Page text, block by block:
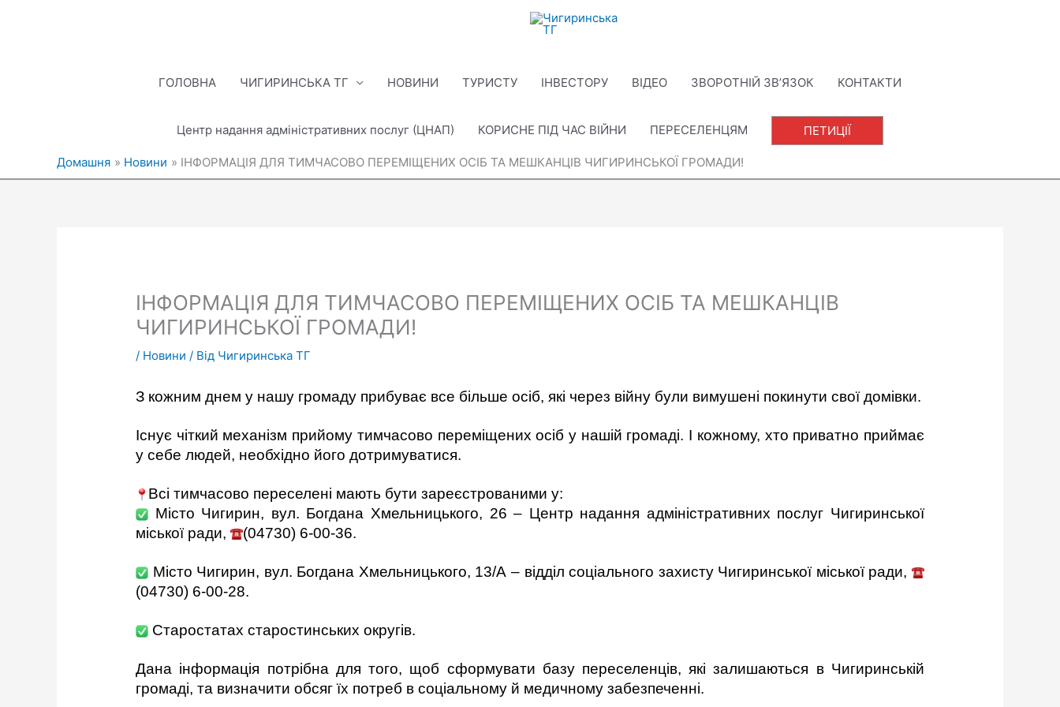
ГОЛОВНА ЧИГИРИНСЬКА ТГ НОВИНИ ТУРИСТУ ІНВЕСТОРУ ВІДЕО ЗВОРОТНІЙ ЗВ’ЯЗОК КОНТАКТИ
Центр надання адміністративних послуг (ЦНАП) КОРИСНЕ ПІД ЧАС ВІЙНИ ПЕРЕСЕЛЕНЦЯМ ПЕТИЦІЇ
Домашня Новини ІНФОРМАЦІЯ ДЛЯ ТИМЧАСОВО ПЕРЕМІЩЕНИХ ОСІБ ТА МЕШКАНЦІВ ЧИГИРИНСЬКОЇ ГРОМАДИ!
ІНФОРМАЦІЯ ДЛЯ ТИМЧАСОВО ПЕРЕМІЩЕНИХ ОСІБ ТА МЕШКАНЦІВ
ЧИГИРИНСЬКОЇ ГРОМАДИ!
/ Новини / Від Чигиринська ТГ
З кожним днем у нашу громаду прибуває все більше осіб, які через війну були вимушені покинути свої домівки.
Існує чіткий механізм прийому тимчасово переміщених осіб у нашій громаді. І кожному, хто приватно приймає
у себе людей, необхідно його дотримуватися.
Всі тимчасово переселені мають бути зареєстрованими у:
Місто Чигирин, вул. Богдана Хмельницького, 26 – Центр надання адміністративних послуг Чигиринської
міської ради,
(04730) 6-00-36.
Місто Чигирин, вул. Богдана Хмельницького, 13/А – відділ соціального захисту Чигиринської міської ради,
(04730) 6-00-28.
Старостатах старостинських округів.
Дана інформація потрібна для того, щоб сформувати базу переселенців, які залишаються в Чигиринській
громаді, та визначити обсяг їх потреб в соціальному й медичному забезпеченні.